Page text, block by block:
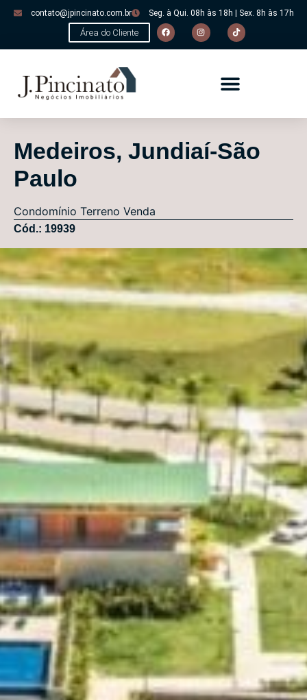
contato@jpincinato.com.br Seg. à Qui. 08h às 18h | Sex. 8h às 17h
Área do Cliente
Medeiros, Jundiaí-São
Paulo
Condomínio Terreno Venda
Cód.: 19939